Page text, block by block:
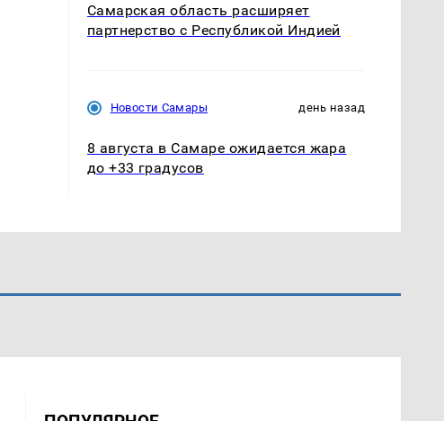
Самарская область расширяет
партнерство с Республикой Индией
Новости Самары день назад
8 августа в Самаре ожидается жара
до +33 градусов